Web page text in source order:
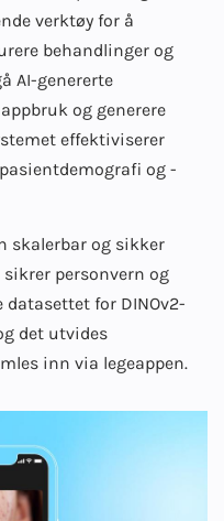
verktøy for å
behandlinger og
AI-genererte
og generere
effektiviserer
og -
skalerbar og sikker
personvern og
for DINOv2-
det utvides
inn via legeappen.